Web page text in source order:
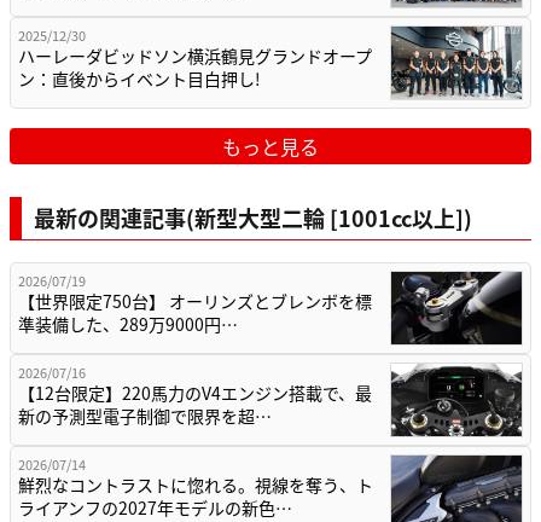
2025/12/30
ハーレーダビッドソン横浜鶴見グランドオープ
ン：直後からイベント目白押し!
もっと見る
最新の関連記事(新型大型二輪 [1001cc以上])
2026/07/19
【世界限定750台】 オーリンズとブレンボを標
準装備した、289万9000円…
2026/07/16
【12台限定】220馬力のV4エンジン搭載で、最
新の予測型電子制御で限界を超…
2026/07/14
鮮烈なコントラストに惚れる。視線を奪う、ト
ライアンフの2027年モデルの新色…